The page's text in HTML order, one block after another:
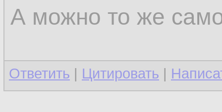
А можно то же
Ответить | Цитировать |